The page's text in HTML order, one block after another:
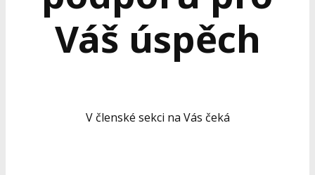
Váš úspěch
V členské sekci na Vás čeká